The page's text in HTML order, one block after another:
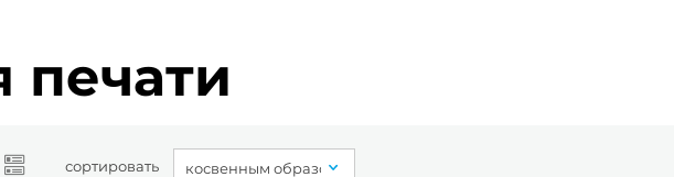
печати
сортировать